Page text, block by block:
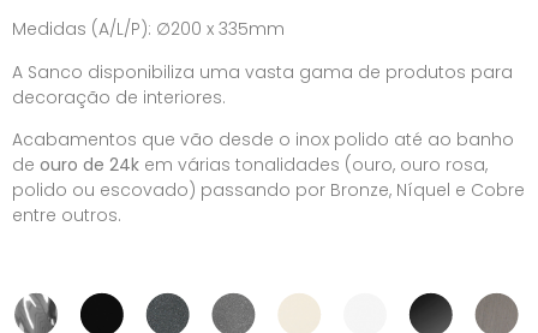
Medidas (A/L/P): ∅200 x 335mm
A Sanco disponibiliza uma vasta gama de produtos para
decoração de interiores.
Acabamentos que vão desde o inox polido até ao banho
de ouro de 24k em várias tonalidades (ouro, ouro rosa,
polido ou escovado) passando por Bronze, Níquel e Cobre
entre outros.